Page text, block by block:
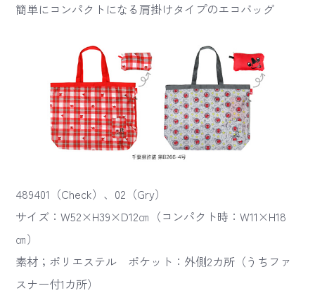
簡単にコンパクトになる肩掛けタイプのエコバッグ
489401（Check）、02（Gry）
サイズ：W52×H39×D12㎝（コンパクト時：W11×H18
㎝）
素材；ポリエステル ポケット：外側2カ所（うちファ
スナー付1カ所）